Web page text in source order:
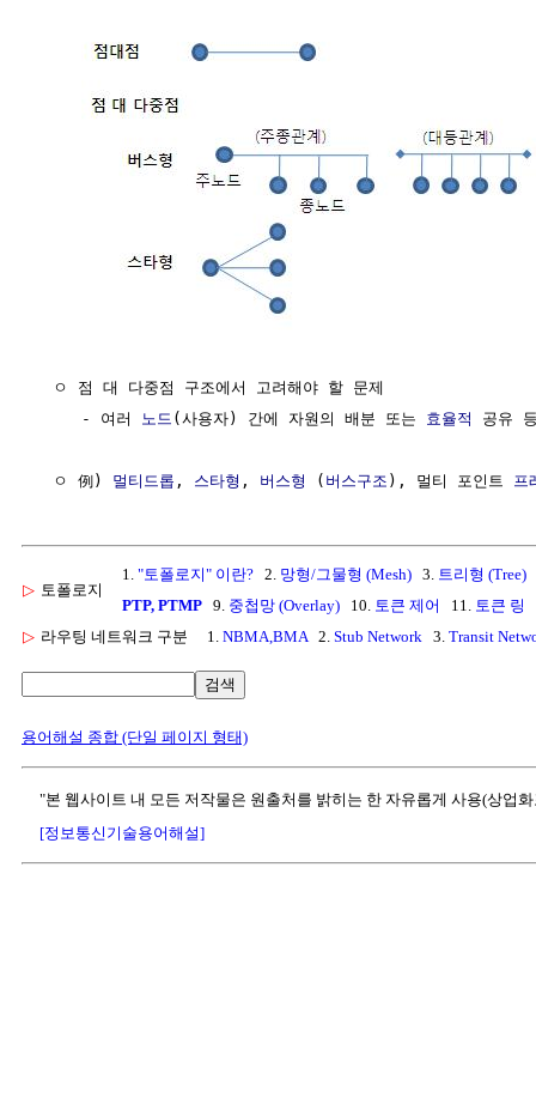
  ㅇ 점 대 다중점 구조에서 고려해야 할 문제
     - 여러
노드 (사용자) 간에 자원의 배분 또는 효율적 공유
  ㅇ 例)
멀티드롭 , 스타형 , 버스형 ( 버스구조 ), 멀티 포인트 프
▷ 토폴로지
1. "토폴로지" 이란? 2. 망형/그물형 (Mesh) 3. 트리형 (Tree)
PTP, PTMP 9. 중첩망 (Overlay) 10. 토큰 제어 11. 토큰 링
▷ 라우팅 네트워크 구분 1. NBMA,BMA 2. Stub Network 3. Transit
검색
용어해설 종합 (단일 페이지 형태)
"본 웹사이트 내 모든 저작물은 원출처를 밝히는 한 자유롭게 사용(상업
[정보통신기술용어해설]